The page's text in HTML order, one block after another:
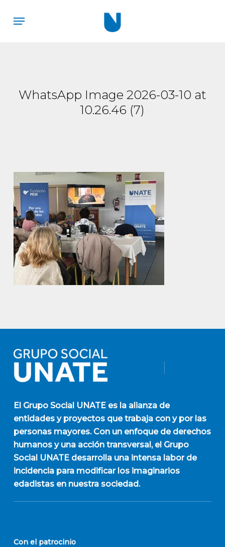
Menu
WhatsApp Image 2026-03-10 at
10.26.46 (7)
El Grupo Social UNATEes la alianza de
entidades y proyectos que trabaja con y por las
personas mayores. Con un enfoque de derechos
humanos y una acción transversal, el Grupo
Social UNATE desarrolla una intensa labor de
incidencia para modificar los imaginarios
edadistas en nuestra sociedad.
Con el patrocinio